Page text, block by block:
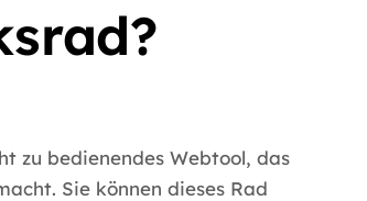
zu bedienendes Webtool, das
Sie können dieses Rad